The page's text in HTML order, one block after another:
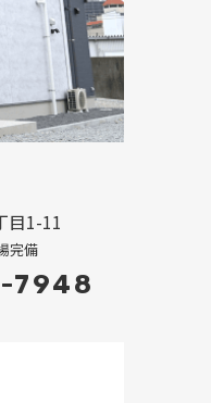
目1-11
完備
7948